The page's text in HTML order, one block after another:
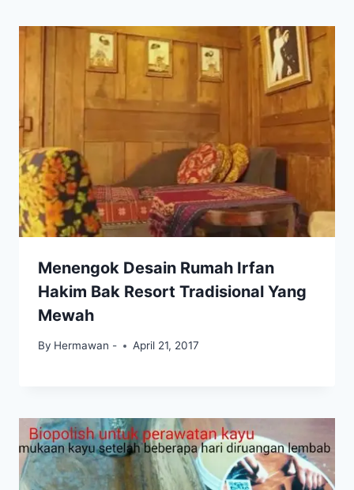
Menengok Desain Rumah Irfan
Hakim Bak Resort Tradisional Yang
Mewah
By Hermawan - April 21, 2017